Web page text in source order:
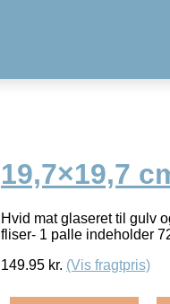
19,7×19,7
Hvid mat glaseret til gulv
fliser- 1 palle indeholder
149.95 kr. (Vis fragtpris)